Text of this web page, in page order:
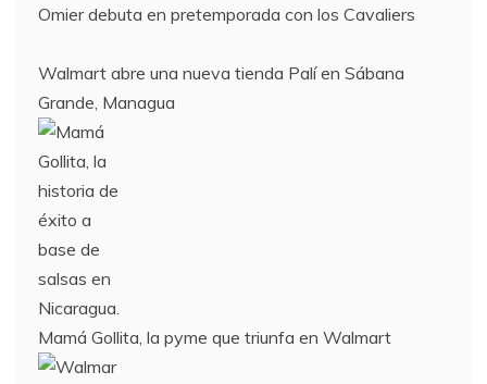
Omier debuta en pretemporada con los Cavaliers
Walmart abre una nueva tienda Palí en Sábana
Grande, Managua
Mamá Gollita, la pyme que triunfa en Walmart